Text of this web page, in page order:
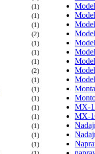
(1)
(1)
(1)
(2)
(1)
(1)
(1)
(2)
(1)
(1)
(1)
(1)
(1)
(1)
(1)
(1)
MX-
MX-